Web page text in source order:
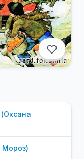
(Оксана
Мороз)